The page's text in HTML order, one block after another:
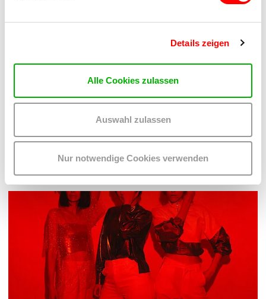
Details zeigen
Alle Cookies zulassen
Auswahl zulassen
Nur notwendige Cookies verwenden
PLATZKONZERTE 2026
Mi 12.8.2026
Hof
MEHR LESEN